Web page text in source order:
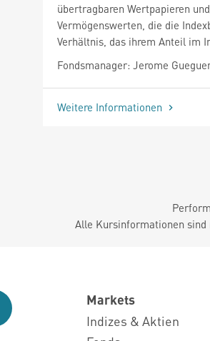
übertragbaren Wertpapieren
Vermögenswerten, die die
Verhältnis, das ihrem Anteil im
Fondsmanager: Jerome
Weitere Informationen
Alle Kursinformationen sind
Markets
Indizes & Aktien